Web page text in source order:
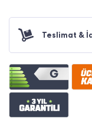
Teslimat &